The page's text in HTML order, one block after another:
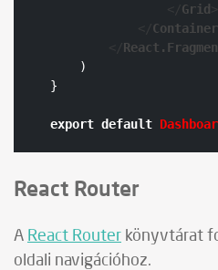
Grid
Container
    )
}
export default
React Router
A React Router könyvtárat
oldali navigációhoz.